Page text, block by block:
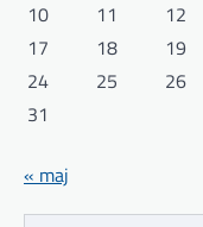
10 11 12
17
18 19
24
25 26
31
« maj